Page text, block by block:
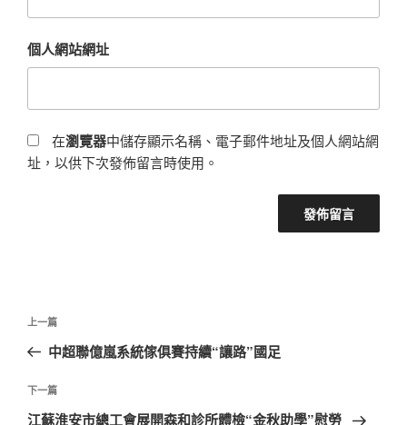
個人網站網址
在瀏覽器中儲存顯示名稱、電子郵件地址及個人網站網
址，以供下次發佈留言時使用。
文
導
覽
上
一
文
章
上一篇
中超聯億嵐系統傢俱賽持續“讓路”國足
下
一
下一篇
江蘇淮安市總工會展開森和診所體檢“金秋助學”慰勞